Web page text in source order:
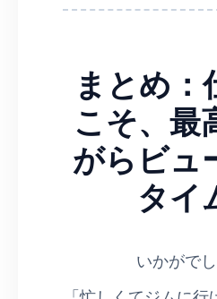
まとめ：
こそ、最
がらビュ
タイ
いかがで